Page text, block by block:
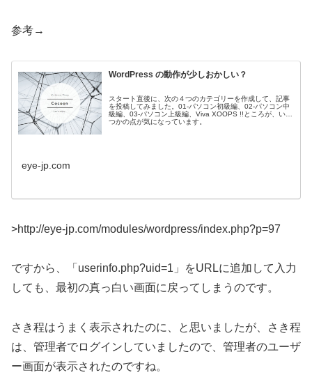
参考→
WordPress の動作が少しおかしい？
スタート直後に、次の４つのカテゴリーを作成して、記事
を投稿してみました。01-パソコン初級編、02-パソコン中
級編、03-パソコン上級編、Viva XOOPS !!ところが、いく
つかの点が気になっています。
eye-jp.com
>http://eye-jp.com/modules/wordpress/index.php?p=97
ですから、「userinfo.php?uid=1」をURLに追加して入力
しても、最初の真っ白い画面に戻ってしまうのです。
さき程はうまく表示されたのに、と思いましたが、さき程
は、管理者でログインしていましたので、管理者のユーザ
ー画面が表示されたのですね。